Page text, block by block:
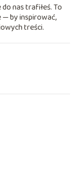
nas trafiłeś. To
by inspirować,
treści.